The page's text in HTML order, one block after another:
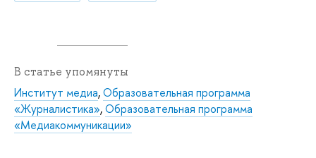
В статье упомянуты
Институт медиа,Образовательная программа
«Журналистика»,Образовательная программа
«Медиакоммуникации»